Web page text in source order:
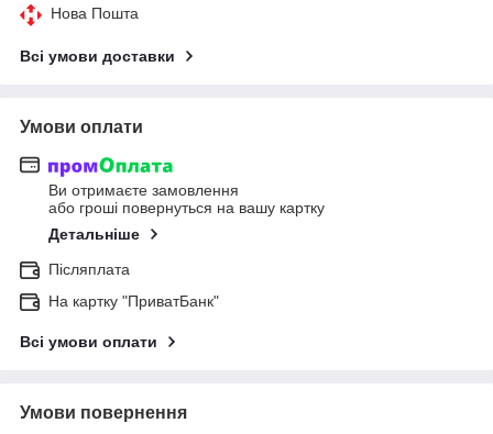
Нова Пошта
Всі умови доставки
Умови оплати
Ви отримаєте замовлення
або гроші повернуться на вашу картку
Детальніше
Післяплата
На картку "ПриватБанк"
Всі умови оплати
Умови повернення